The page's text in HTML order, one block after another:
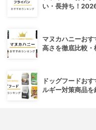
い・長持ち！2026
マヌカハニーお
高さを徹底比較・
ドッグフードお
ルギー対策商品を